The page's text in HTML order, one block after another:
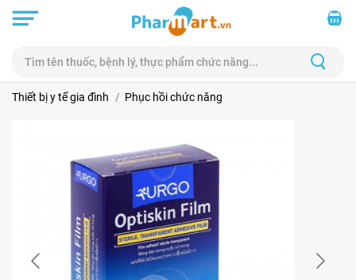
Thiết bị y tế gia đình Phục hồi chức năng